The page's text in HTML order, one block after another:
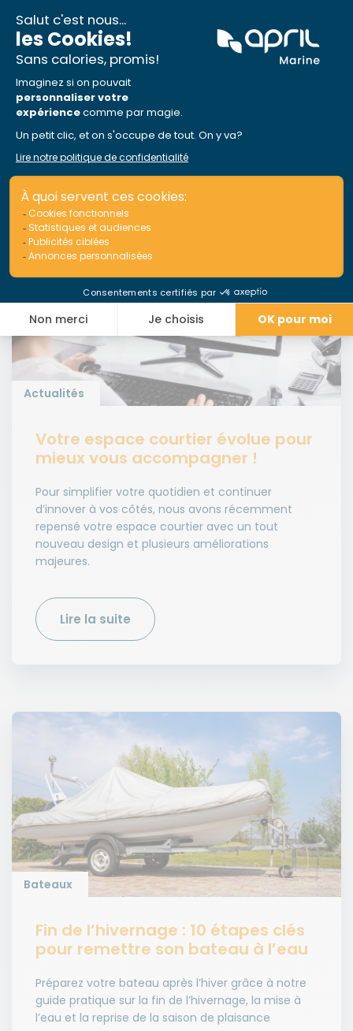
30ème anniversaire. Fondée en 1995, l’entreprise
s’est imposée comme pionnière dans le secteur
de l’assurance plaisance au Québec, avant
d’étendre sa couverture à l’Ontario.
Lire la suite
Actualités
Votre espace courtier évolue pour
mieux vous accompagner !
Pour simplifier votre quotidien et continuer
d’innover à vos côtés, nous avons récemment
repensé votre espace courtier avec un tout
nouveau design et plusieurs améliorations
majeures.
Lire la suite
Bateaux
Fin de l’hivernage : 10 étapes clés
pour remettre son bateau à l’eau
Préparez votre bateau après l’hiver grâce à notre
guide pratique sur la fin de l’hivernage, la mise à
l’eau et la reprise de la saison de plaisance